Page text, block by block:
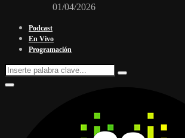
01/04/2026
Podcast
En Vivo
Programación
Search
for:
Search
Facebook
Twitter
Instagram
Youtube
Email
Twitch
Whatsapp
Primary